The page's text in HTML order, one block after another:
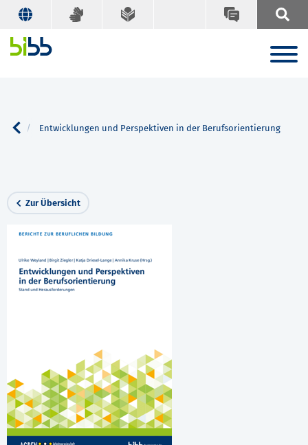
Entwicklungen und Perspektiven in der Berufsorientierung
Zur Übersicht